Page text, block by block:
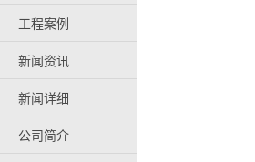
工程案例
新闻资讯
新闻详细
公司简介